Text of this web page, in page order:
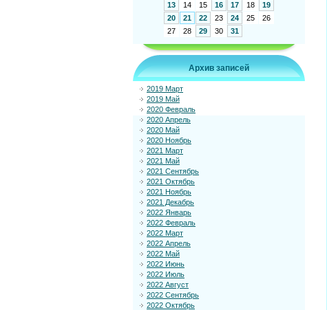
13
14 15 16 17 18
19
20
21 22 23 24 25
26
27
28 29 30 31
Архив записей
2019 Март
2019 Май
2020 Февраль
2020 Апрель
2020 Май
2020 Ноябрь
2021 Март
2021 Май
2021 Сентябрь
2021 Октябрь
2021 Ноябрь
2021 Декабрь
2022 Январь
2022 Февраль
2022 Март
2022 Апрель
2022 Май
2022 Июнь
2022 Июль
2022 Август
2022 Сентябрь
2022 Октябрь